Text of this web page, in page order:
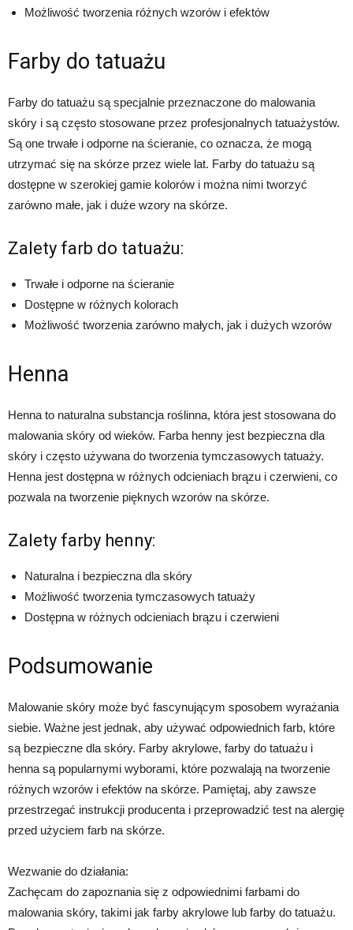
Możliwość tworzenia różnych wzorów i efektów
Farby do tatuażu
Farby do tatuażu są specjalnie przeznaczone do malowania
skóry i są często stosowane przez profesjonalnych tatuażystów.
Są one trwałe i odporne na ścieranie, co oznacza, że mogą
utrzymać się na skórze przez wiele lat. Farby do tatuażu są
dostępne w szerokiej gamie kolorów i można nimi tworzyć
zarówno małe, jak i duże wzory na skórze.
Zalety farb do tatuażu:
Trwałe i odporne na ścieranie
Dostępne w różnych kolorach
Możliwość tworzenia zarówno małych, jak i dużych wzorów
Henna
Henna to naturalna substancja roślinna, która jest stosowana do
malowania skóry od wieków. Farba henny jest bezpieczna dla
skóry i często używana do tworzenia tymczasowych tatuaży.
Henna jest dostępna w różnych odcieniach brązu i czerwieni, co
pozwala na tworzenie pięknych wzorów na skórze.
Zalety farby henny:
Naturalna i bezpieczna dla skóry
Możliwość tworzenia tymczasowych tatuaży
Dostępna w różnych odcieniach brązu i czerwieni
Podsumowanie
Malowanie skóry może być fascynującym sposobem wyrażania
siebie. Ważne jest jednak, aby używać odpowiednich farb, które
są bezpieczne dla skóry. Farby akrylowe, farby do tatuażu i
henna są popularnymi wyborami, które pozwalają na tworzenie
różnych wzorów i efektów na skórze. Pamiętaj, aby zawsze
przestrzegać instrukcji producenta i przeprowadzić test na alergię
przed użyciem farb na skórze.
Wezwanie do działania:
Zachęcam do zapoznania się z odpowiednimi farbami do
malowania skóry, takimi jak farby akrylowe lub farby do tatuażu.